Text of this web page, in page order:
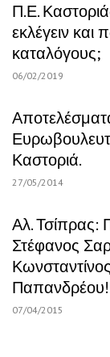
Π.Ε.
εκλέγειν και
καταλόγους;
06/02/2019
Καστοριά.
27/05/2014
Αλ. Τσίπρας:
Στέφανος
Παπανδρέου!
07/04/2015